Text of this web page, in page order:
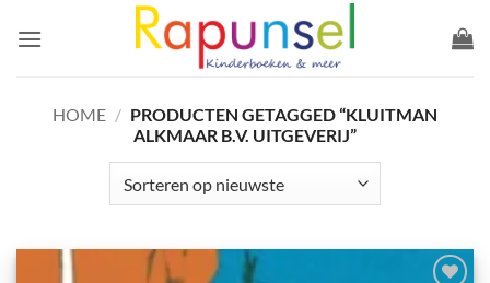
naar
HOME / PRODUCTEN GETAGGED “KLUITMAN
ALKMAAR B.V. UITGEVERIJ”